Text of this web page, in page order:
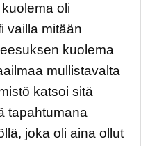
oli
vailla mitään
kuolema
mullistavalta
katsoi sitä
tapahtumana
joka oli aina ollut